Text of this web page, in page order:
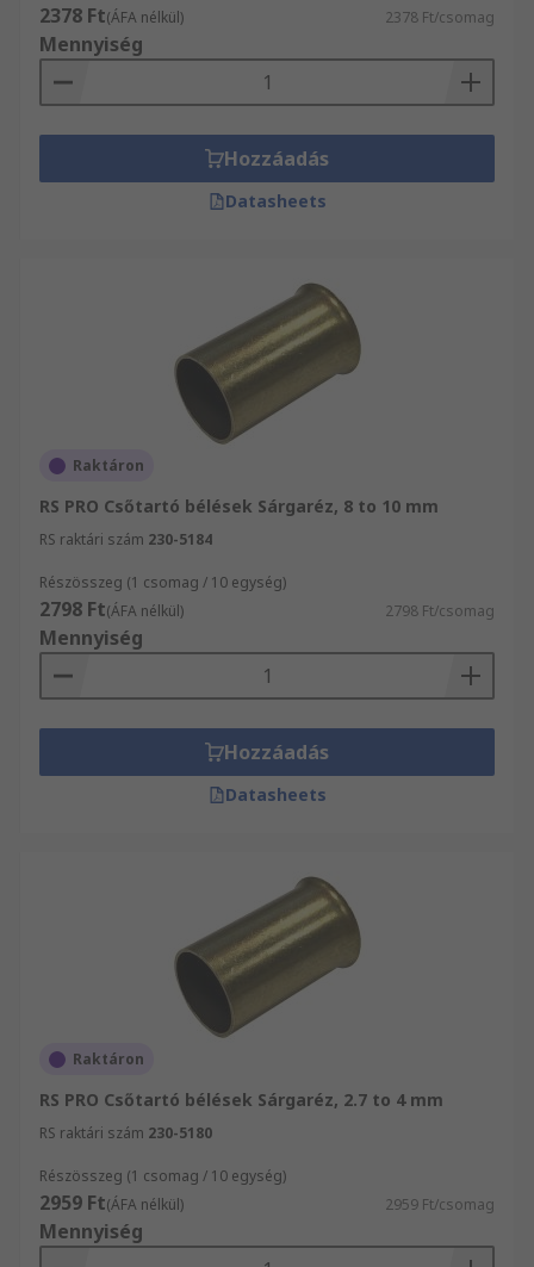
2378 Ft(ÁFA nélkül) 2378 Ft/csomag
Mennyiség
Hozzáadás
Datasheets
Raktáron
RS PRO Csőtartó bélések Sárgaréz, 8 to 10 mm
RS raktári szám 230-5184
Részösszeg (1 csomag / 10 egység)
2798 Ft(ÁFA nélkül) 2798 Ft/csomag
Mennyiség
Hozzáadás
Datasheets
Raktáron
RS PRO Csőtartó bélések Sárgaréz, 2.7 to 4 mm
RS raktári szám 230-5180
Részösszeg (1 csomag / 10 egység)
2959 Ft(ÁFA nélkül) 2959 Ft/csomag
Mennyiség